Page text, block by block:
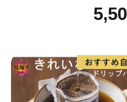
レス【富士吉田市限定カ